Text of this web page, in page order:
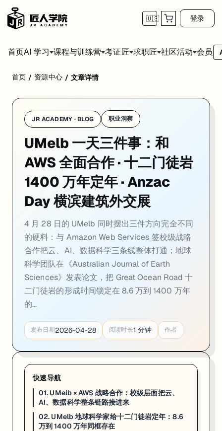
🇺🇸 登录
首页AI 学习 课程与训练营 考证匠 求职匠 社区活动 会员
学校：墨尔本大学 / University of Melbourne
4 月 28 日的 UMelb 同时摆出三件方向完全不同的硬料：与 Amazon
01. UMelb × AWS 战略合作：校级层面把云、
：UMelb 4 月 20 日宣布与Amazon Web Services（AWS）
UMelb 4 月 20 日宣布与 Amazon Web Services（AWS）达成战略合
合作的实操含义不只是「省了一些云账单」。研究端，UMelb 的医学
对正在申 UMelb 的同学，这条新闻给的信号很具体。Master of
UMelb Newsroom · 2026-04-20
02. UMelb 地球科学家给十二门徒岩定年：8.6
：UMelb 地球科学团队 4 月在《Australian Journal of Earth
UMelb 地球科学团队 4 月在《Australian Journal of Earth Sciences》
研究方法上，团队结合了铀-钍系测年（U-Th dating）、宇宙射线核素
研究的现实意义比一般科普报道里说得要重。气候变化让澳洲南部海
来源：UMelb Newsroom · 2026-04
03. Anzac Day 横滨「Eucalypts of
：UMelb 4 月 25 日 Anzac Day 在日本横滨开幕「
Eucalypts
展览的策展方式把档案图纸、设计草稿、植物学笔记和当代摄影作品
对走 Architecture / Landscape Architecture / Heritage Conservation
首页 / 资源中心 / 文章详情
JR ACADEMY · BLOG 职业洞察
UMelb 一天三件事：和
AWS 全面合作 · 十二门徒岩
1400 万年定年 · Anzac
Day 横滨建筑外交展
4 月 28 日的 UMelb 同时摆出三件方向完全不同
的硬料：与 Amazon Web Services 签校级战略
合作把云、AI、数据科学三条线整体打通；地球
科学团队在《Australian Journal of Earth
Sciences》发表论文，把 Great Ocean Road 十
二门徒岩的形成时间锁定在 8.6 万到 1400 万年
的...
发布日期2026-04-28 阅读时长1 分钟 作者
快速导航
01. UMelb × AWS 战略合作：校级层面把云、
AI、数据科学整条链路接进来
02. UMelb 地球科学家给十二门徒岩定年：8.6
万到 1400 万年同框存在